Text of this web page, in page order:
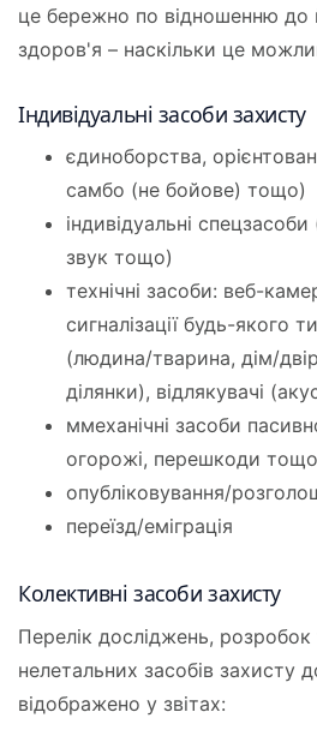
це бережно по відношенню до
здоров'я – наскільки це
Індивідуальні засоби захисту
єдиноборства,
самбо (не бойове) тощо)
індивідуальні
звук тощо)
технічні засоби: веб-
сигналізації будь-якого
(людина/тварина, дім/
ділянки), відлякувачі
ммеханічні засоби
огорожі, перешкоди
опубліковування/
переїзд/еміграція
Колективні засоби захисту
Перелік досліджень, розробок
нелетальних засобів захисту
відображено у звітах: